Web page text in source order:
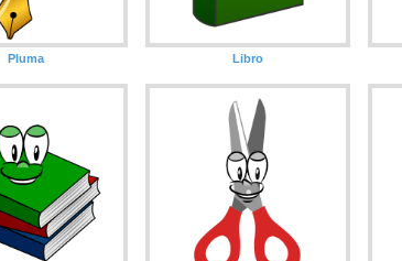
Pluma Libro